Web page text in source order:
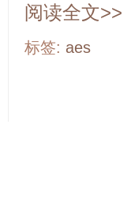
阅读全文>>
标签: aes